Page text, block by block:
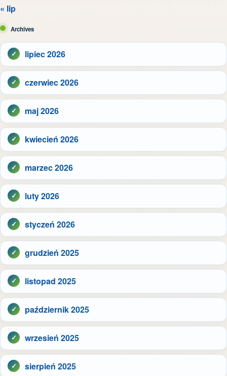
« lip
Archives
lipiec 2026
czerwiec 2026
maj 2026
kwiecień 2026
marzec 2026
luty 2026
styczeń 2026
grudzień 2025
listopad 2025
październik 2025
wrzesień 2025
sierpień 2025